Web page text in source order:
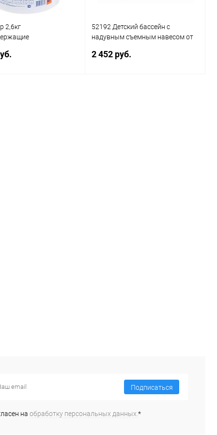
2,6кг
52192 Детский бассейн с
надувным съемным навесом от
2 452 руб.
Подписаться
на обработку персональных данных. *